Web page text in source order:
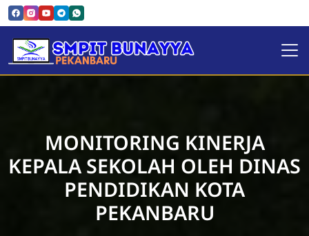
SMPIT Bunayya Pekanbaru
MONITORING KINERJA
KEPALA SEKOLAH OLEH DINAS
PENDIDIKAN KOTA
PEKANBARU